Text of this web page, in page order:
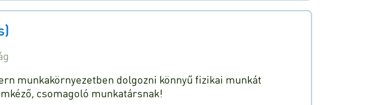
munkakörnyezetben dolgozni könnyű fizikai munkát
csomagoló munkatársnak!